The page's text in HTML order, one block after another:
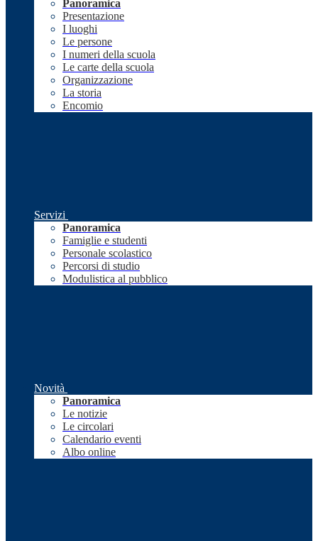
Panoramica
Presentazione
I luoghi
Le persone
I numeri della scuola
Le carte della scuola
Organizzazione
La storia
Encomio
Servizi
Panoramica
Famiglie e studenti
Personale scolastico
Percorsi di studio
Modulistica al pubblico
Novità
Panoramica
Le notizie
Le circolari
Calendario eventi
Albo online